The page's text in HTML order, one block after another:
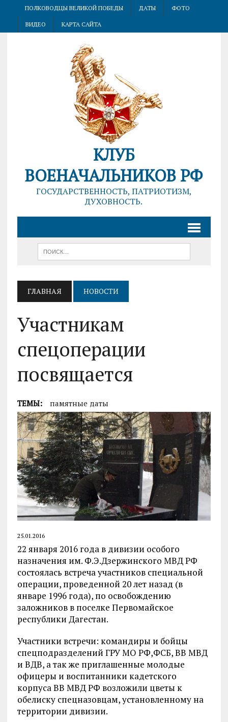
ПОЛКОВОДЦЫ ВЕЛИКОЙ ПОБЕДЫ ДАТЫ ФОТО
ВИДЕО КАРТА САЙТА
КЛУБ
ВОЕНАЧАЛЬНИКОВ РФ
ГОСУДАРСТВЕННОСТЬ, ПАТРИОТИЗМ,
ДУХОВНОСТЬ.
ГЛАВНАЯ НОВОСТИ
Участникам
спецоперации
посвящается
ТЕМЫ: памятные даты
25.01.2016
22 января 2016 года в дивизии особого
назначения им. Ф.Э.Дзержинского МВД РФ
состоялась встреча участников специальной
операции, проведенной 20 лет назад (в
январе 1996 года), по освобождению
заложников в поселке Первомайское
республики Дагестан.
Участники встречи: командиры и бойцы
спецподразделений ГРУ МО РФ,ФСБ, ВВ МВД
и ВДВ, а так же приглашенные молодые
офицеры и воспитанники кадетского
корпуса ВВ МВД РФ возложили цветы к
обелиску спецназовцам, установленному на
территории дивизии.